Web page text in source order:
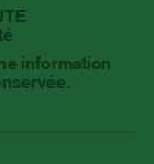
information